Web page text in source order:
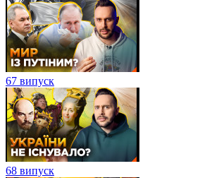
67 випуск
68 випуск